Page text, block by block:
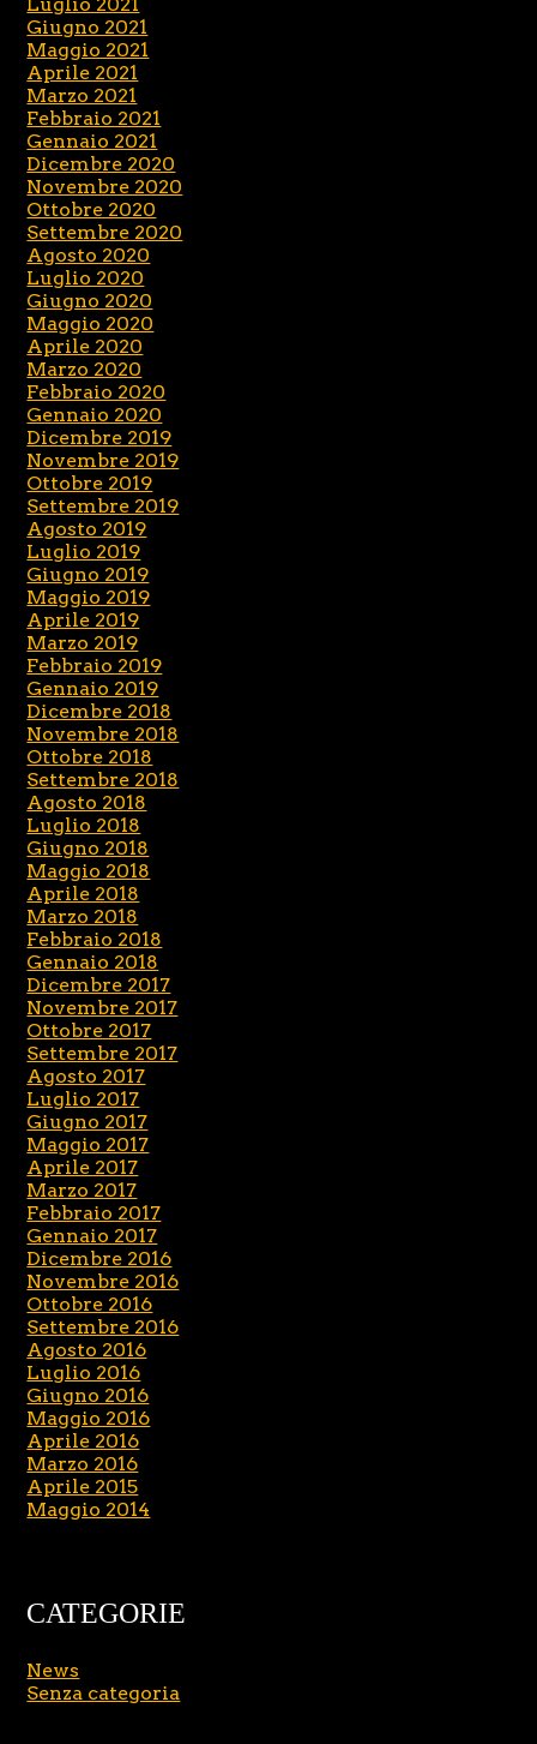
Giugno 2021
Maggio 2021
Aprile 2021
Marzo 2021
Febbraio 2021
Gennaio 2021
Dicembre 2020
Novembre 2020
Ottobre 2020
Settembre 2020
Agosto 2020
Luglio 2020
Giugno 2020
Maggio 2020
Aprile 2020
Marzo 2020
Febbraio 2020
Gennaio 2020
Dicembre 2019
Novembre 2019
Ottobre 2019
Settembre 2019
Agosto 2019
Luglio 2019
Giugno 2019
Maggio 2019
Aprile 2019
Marzo 2019
Febbraio 2019
Gennaio 2019
Dicembre 2018
Novembre 2018
Ottobre 2018
Settembre 2018
Agosto 2018
Luglio 2018
Giugno 2018
Maggio 2018
Aprile 2018
Marzo 2018
Febbraio 2018
Gennaio 2018
Dicembre 2017
Novembre 2017
Ottobre 2017
Settembre 2017
Agosto 2017
Luglio 2017
Giugno 2017
Maggio 2017
Aprile 2017
Marzo 2017
Febbraio 2017
Gennaio 2017
Dicembre 2016
Novembre 2016
Ottobre 2016
Settembre 2016
Agosto 2016
Luglio 2016
Giugno 2016
Maggio 2016
Aprile 2016
Marzo 2016
Aprile 2015
Maggio 2014
CATEGORIE
News
Senza categoria